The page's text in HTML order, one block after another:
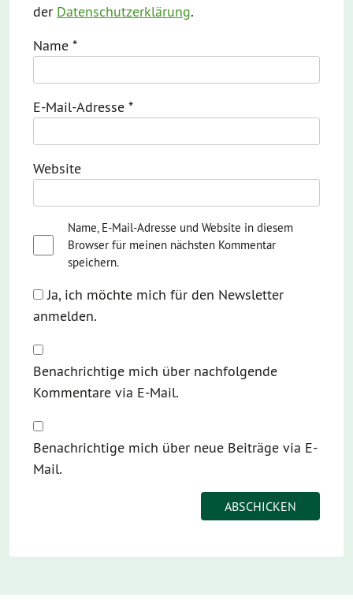
der Datenschutzerklärung.
Name *
E-Mail-Adresse *
Website
Name, E-Mail-Adresse und Website in diesem
Browser für meinen nächsten Kommentar
speichern.
Ja, ich möchte mich für den Newsletter
anmelden.
Benachrichtige mich über nachfolgende
Kommentare via E-Mail.
Benachrichtige mich über neue Beiträge via E-
Mail.